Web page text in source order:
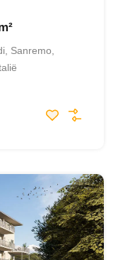
Sanremo,